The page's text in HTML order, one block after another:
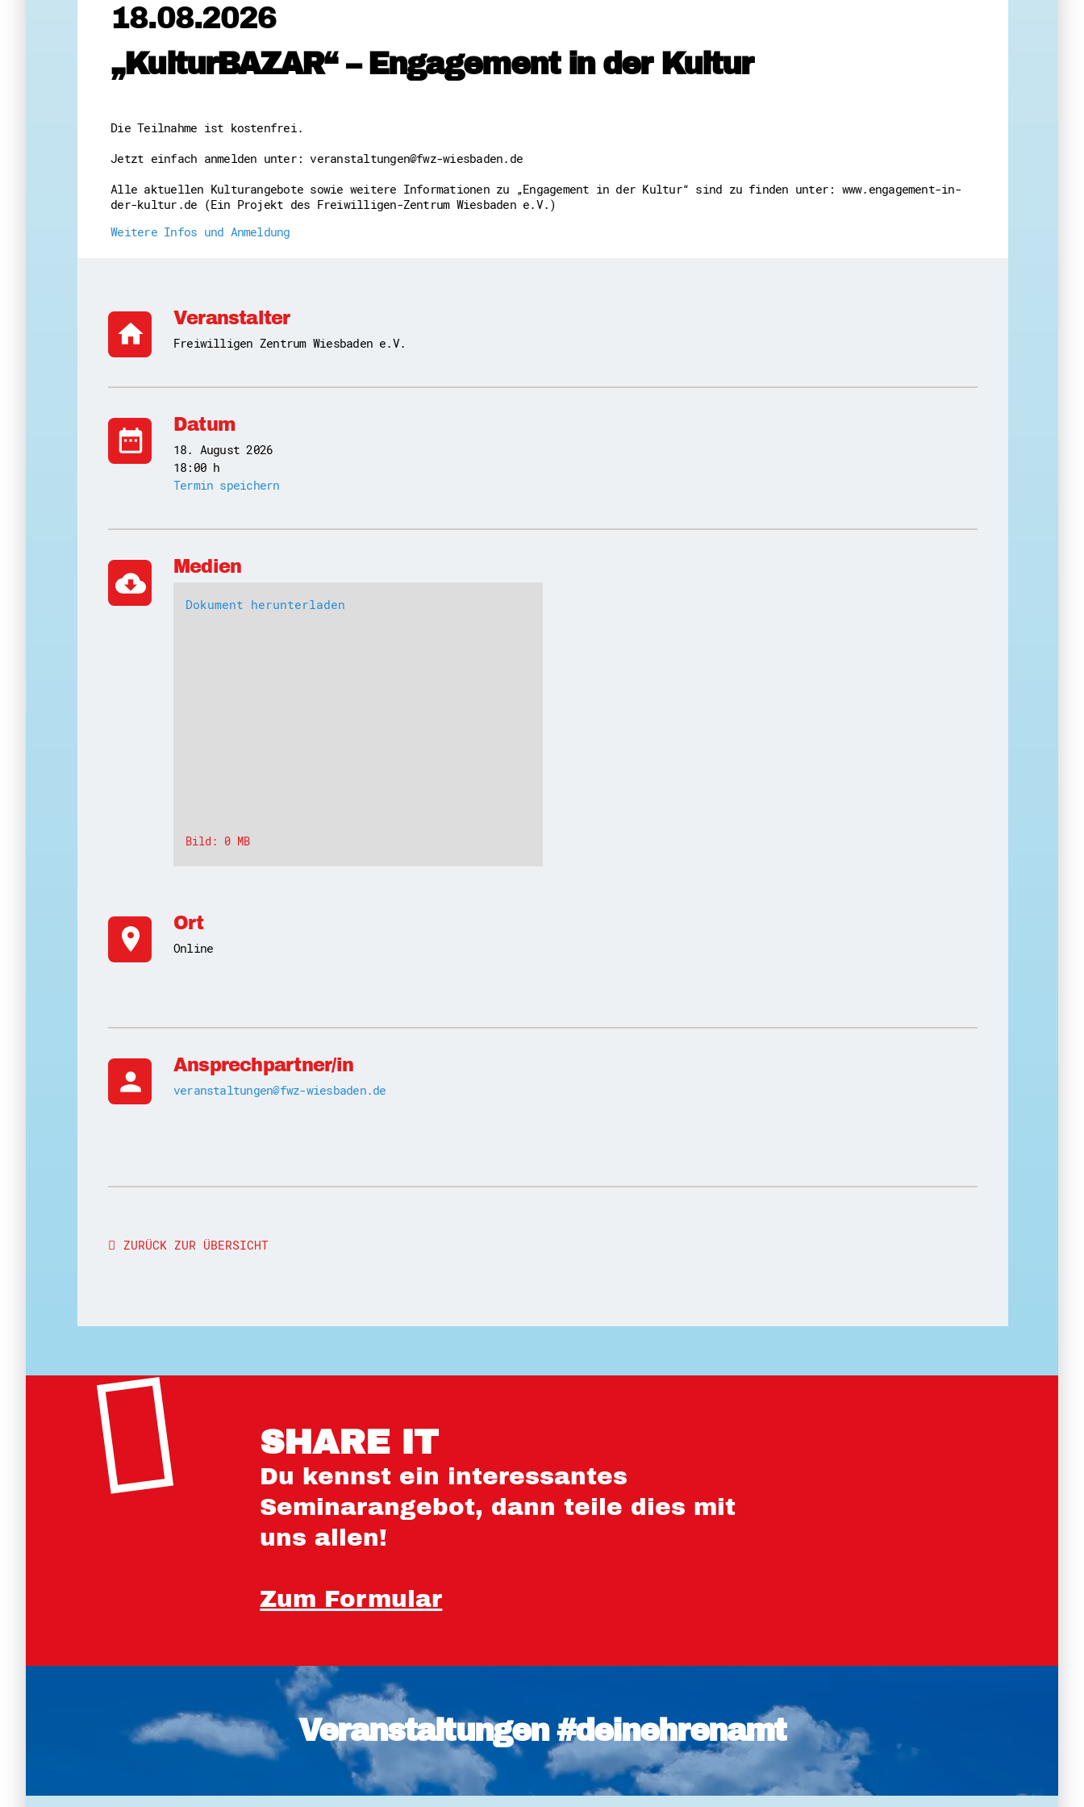
Datenschutz
Erklärung zur Barrierefreiheit
18.08.2026
„KulturBAZAR“ – Engagement in der Kultur
Die Teilnahme ist kostenfrei.
Jetzt einfach anmelden unter: veranstaltungen@fwz-wiesbaden.de
Alle aktuellen Kulturangebote sowie weitere Informationen zu „Engagement in der Kultur“ sind zu finden unter: www.engagement-in-
der-kultur.de (Ein Projekt des Freiwilligen-Zentrum Wiesbaden e.V.)
Weitere Infos und Anmeldung
home
Veranstalter
Freiwilligen Zentrum Wiesbaden e.V.
date_range
Datum
18. August 2026
18:00 h
Termin speichern
cloud_download
Medien
Dokument herunterladen
Bild: 0 MB
location_on
Ort
Online
person
Ansprechpartner/in
veranstaltungen@fwz-wiesbaden.de
ZURÜCK ZUR ÜBERSICHT
SHARE IT
Du kennst ein interessantes
Seminarangebot, dann teile dies mit
uns allen!
Zum Formular
Veranstaltungen #deinehrenamt